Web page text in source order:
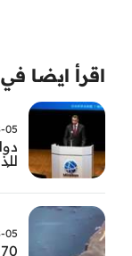
اقرأ ايضا في